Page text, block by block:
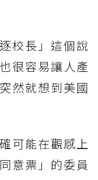
校長」這個說
很容易讓人產
然就想到美國
可能在觀感上
意票」的委員